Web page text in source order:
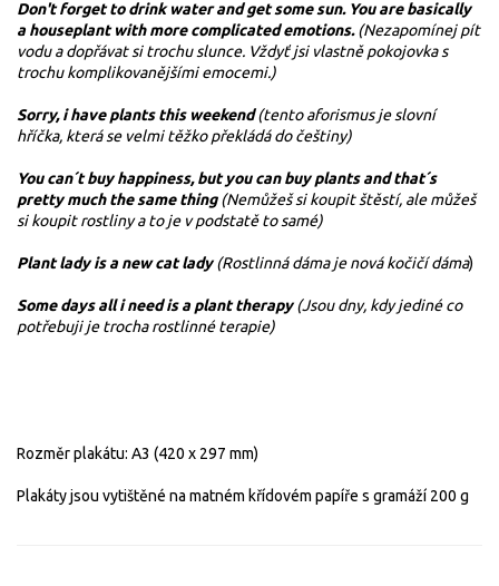
Don't forget to drink water and get some sun. You are basically
a houseplant with more complicated emotions.(Nezapomínej pít
vodu a dopřávat si trochu slunce. Vždyť jsi vlastně pokojovka s
trochu komplikovanějšími emocemi.)
Sorry, i have plants this weekend(tento aforismus je slovní
hříčka, která se velmi těžko překládá do češtiny)
You can´t buy happiness, but you can buy plants and that´s
pretty much the same thing(Nemůžeš si koupit štěstí, ale můžeš
si koupit rostliny a to je v podstatě to samé)
Plant lady is a new cat lady(Rostlinná dáma je nová kočičí dáma)
Some days all i need is a plant therapy(Jsou dny, kdy jediné co
potřebuji je trocha rostlinné terapie)
Rozměr plakátu: A3 (420 x 297 mm)
Plakáty jsou vytištěné na matném křídovém papíře s gramáží 200 g